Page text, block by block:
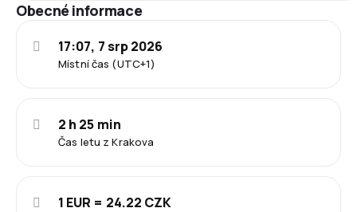
Obecné informace
Místní čas (UTC+1)
17:07, 7 srp 2026
Čas letu z Krakova
2 h 25 min
1 EUR = 24.22 CZK